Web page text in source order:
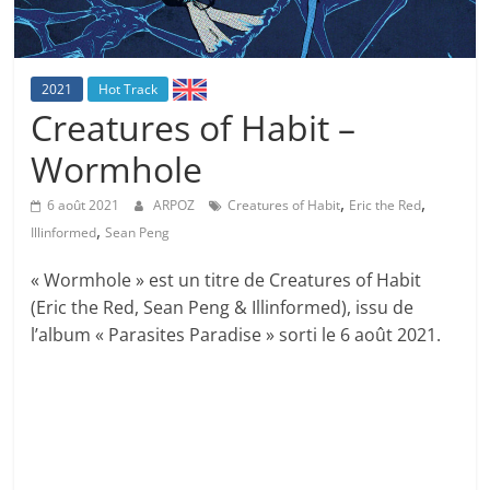
2021 Hot Track
Creatures of Habit –
Wormhole
6 août 2021 ARPOZ Creatures of Habit, Eric the Red,
Illinformed,Sean Peng
« Wormhole » est un titre de Creatures of Habit
(Eric the Red, Sean Peng & Illinformed), issu de
l’album « Parasites Paradise » sorti le 6 août 2021.